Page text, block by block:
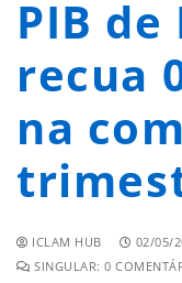
PIB
recua
na
ICLAM HUB 02/05/
SINGULAR: 0